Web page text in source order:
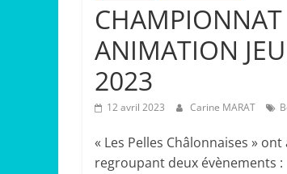
ANIMATION
2023
12 avril 2023 Carine MARAT
« Les Pelles Châlonnaises »
regroupant deux évènements :